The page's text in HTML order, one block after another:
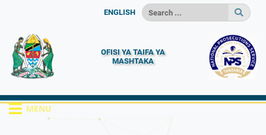
ENGLISH
OFISI YA TAIFA YA
MASHTAKA
MENU